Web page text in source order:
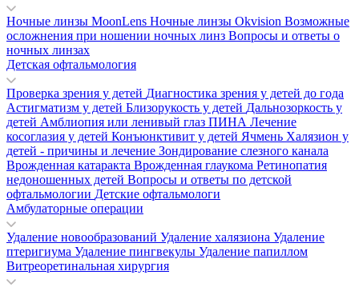
Ночные линзы MoonLens Ночные линзы Okvision Возможные
осложнения при ношении ночных линз Вопросы и ответы о
ночных линзах
Детская офтальмология
Проверка зрения у детей Диагностика зрения у детей до года
Астигматизм у детей Близорукость у детей Дальнозоркость у
детей Амблиопия или ленивый глаз ПИНА Лечение
косоглазия у детей Конъюнктивит у детей Ячмень Халязион у
детей - причины и лечение Зондирование слезного канала
Врожденная катаракта Врожденная глаукома Ретинопатия
недоношенных детей Вопросы и ответы по детской
офтальмологии Детские офтальмологи
Амбулаторные операции
Удаление новообразований Удаление халязиона Удаление
птеригиума Удаление пингвекулы Удаление папиллом
Витреоретинальная хирургия